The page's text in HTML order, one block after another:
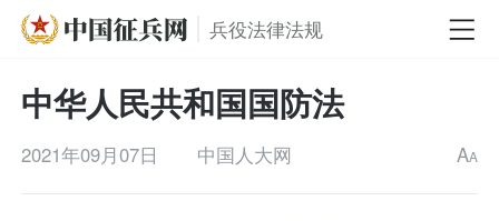
兵役法律法规
中华人民共和国国防法
2021年09月07日 中国人大网 AA